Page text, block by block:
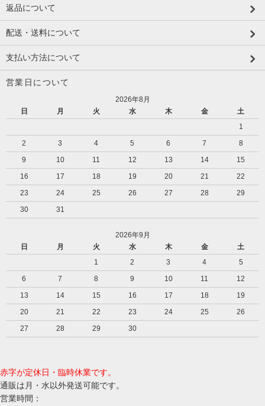
返品について
配送・送料について
支払い方法について
営業日について
2026年8月
日
月 火 水 木 金
土
1
2
3 4 5 6 7
8
9
10 11 12 13 14
15
16
17 18 19 20 21
22
23
24 25 26 27 28
29
30
31
2026年9月
日
月 火 水 木 金
土
1
2 3 4
5
6
7 8 9 10 11
12
13
14 15 16 17 18
19
20
21 22 23 24 25
26
27
28 29 30
赤字が定休日・臨時休業です。
通販は月・水以外発送可能です。
営業時間：